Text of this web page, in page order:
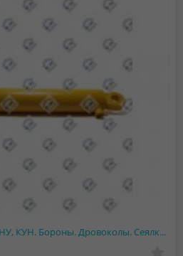
Гидроцилиндры ПКУ-08, СНУ, КУН. Бороны. Дровоколы. Сеялки и Погрузчики